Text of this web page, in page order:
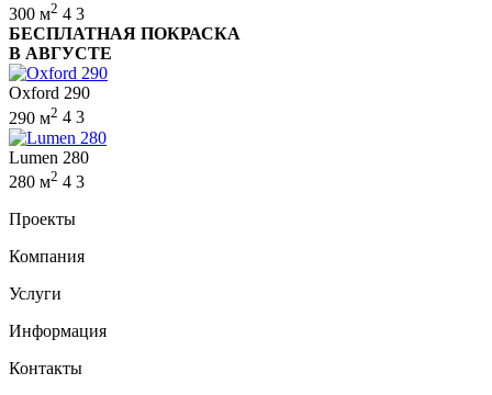
300 м2 4 3
БЕСПЛАТНАЯ ПОКРАСКА
В АВГУСТЕ
Oxford 290
290 м2 4 3
Lumen 280
280 м2 4 3
Проекты
Компания
Услуги
Информация
Контакты